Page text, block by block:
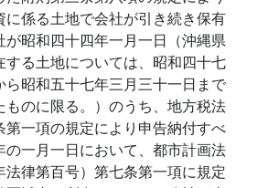
に係る土地で会社が引き続き保有
が昭和四十四年一月一日（沖縄県
する土地については、昭和四十七
ら昭和五十七年三月三十一日まで
ものに限る。）のうち、地方税法
第一項の規定により申告納付すべ
の一月一日において、都市計画法
法律第百号）第七条第一項に規定